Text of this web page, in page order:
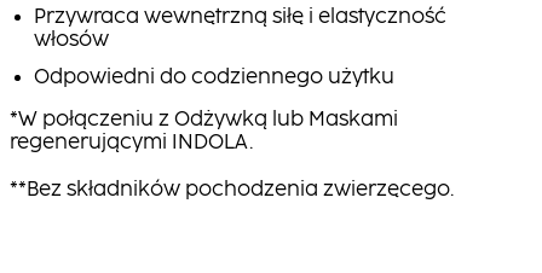
Przywraca wewnętrzną siłę i elastyczność
włosów
Odpowiedni do codziennego użytku
*W połączeniu z Odżywką lub Maskami
regenerującymi INDOLA.
**Bez składników pochodzenia zwierzęcego.